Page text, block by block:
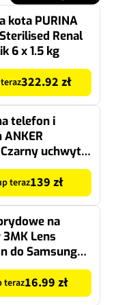
kota PURINA
Renal
6 x 1.5 kg
322.92 zł
telefon i
Czarny uchwyt
na deskę
teraz139 zł
na
Lens
do Samsung
5G
teraz16.99 zł